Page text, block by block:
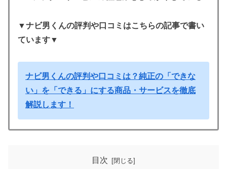
▼ナビ男くんの評判や口コミはこちらの記事で書い
ています▼
ナビ男くんの評判や口コミは？純正の「できな
い」を「できる」にする商品・サービスを徹底
解説します！
目次